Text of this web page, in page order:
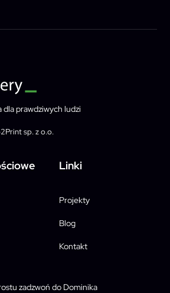
prawdziwych ludzi
sp. z o.o.
Linki
Projekty
Blog
Kontakt
zadzwoń do Dominika